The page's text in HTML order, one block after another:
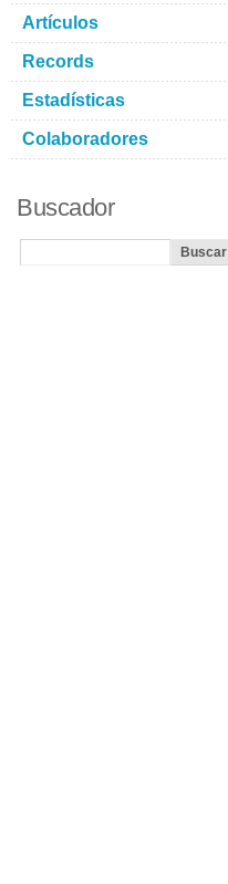
Artículos
Records
Estadísticas
Colaboradores
Buscador